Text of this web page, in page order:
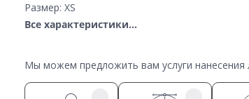
Размер: XS
Все характеристики...
Мы можем предложить вам услуги нанесения